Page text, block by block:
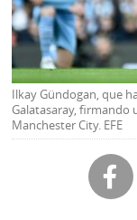
Paper
Buscador
Comunicados
Catálogos
de
marcas
RSS
Temas
Autores
Notas
Ilkay Gündogan, que
Galatasaray, firmando
Manchester City. EFE